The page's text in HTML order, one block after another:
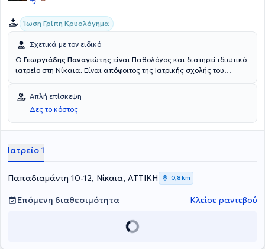
Ίωση Γρίπη Κρυολόγημα
Σχετικά με τον ειδικό
Ο Γεωργιάδης Παναγιώτης είναι Παθολόγος και διατηρεί ιδιωτικό
ιατρείο στη Νίκαια. Είναι απόφοιτος της Ιατρικής σχολής του
ειδικευμένος στην Παθολογία και εξειδικεύεται στον σακχαρώδη
διαβήτη, στην αρτηριακή υπέρταση και στην εσωτερική παθολογία.
Διαθέτει πολυετή εμπειρία και κατάρτιση, ενώ για αρκετά χρόνια
έχει εργαστεί στο ΓΝΑ "Ευαγγελισμός".
Απλή επίσκεψη
Δες το κόστος
Ιατρείο 1
Παπαδιαμάντη 10-12, Νίκαια, ΑΤΤΙΚΗ 0,8 km
Επόμενη διαθεσιμότητα Κλείσε ραντεβού